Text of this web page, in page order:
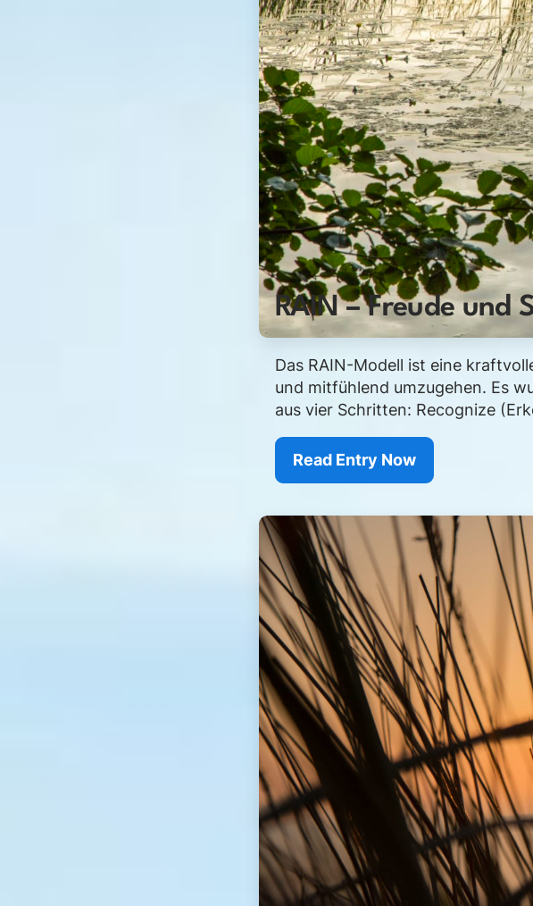
RAIN – Freude und
Das RAIN-Modell ist eine
und mitfühlend umzugehen. Es
aus vier Schritten: Recognize
Read Entry Now